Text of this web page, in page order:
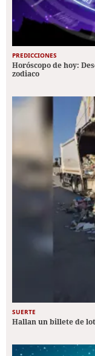
PREDICCIONES
Horóscopo de hoy:
zodiaco
SUERTE
Hallan un billete de